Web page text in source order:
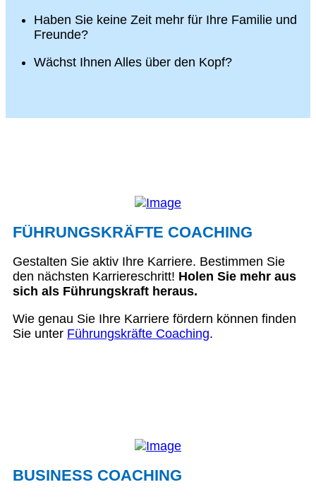
Haben Sie keine Zeit mehr für Ihre Familie und
Freunde?
Wächst Ihnen Alles über den Kopf?
FÜHRUNGSKRÄFTE COACHING
Gestalten Sie aktiv Ihre Karriere. Bestimmen Sie
den nächsten Karriereschritt! Holen Sie mehr aus
sich als Führungskraft heraus.
Wie genau Sie Ihre Karriere fördern können finden
Sie unter Führungskräfte Coaching.
BUSINESS COACHING